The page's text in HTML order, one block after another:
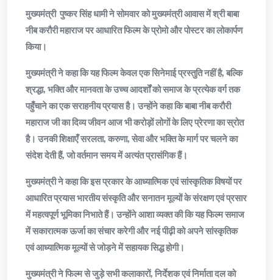
मुख्यमंत्री पुष्कर सिंह धामी ने सोमवार को मुख्यमंत्री आवास में श्री बाबा
नीब करौरी महाराज पर आधारित फिल्म के प्रोमो और पोस्टर का लोकार्पण
किया।
मुख्यमंत्री ने कहा कि यह फिल्म केवल एक सिनेमाई प्रस्तुति नहीं है, बल्कि
श्रद्धा, भक्ति और मानवता के उच्च आदर्शों को समाज के प्रत्येक वर्ग तक
पहुँचाने का एक सराहनीय प्रयास है। उन्होंने कहा कि बाबा नीब करौरी
महाराज जी का दिव्य जीवन आज भी करोड़ों लोगों के लिए प्रेरणा का स्रोत
है। उनकी शिक्षाएँ सरलता, करुणा, सेवा और भक्ति के मार्ग पर चलने का
संदेश देती हैं, जो वर्तमान समय में अत्यंत प्रासंगिक हैं।
मुख्यमंत्री ने कहा कि इस प्रकार के आध्यात्मिक एवं सांस्कृतिक विषयों पर
आधारित प्रयास भारतीय संस्कृति और सनातन मूल्यों के संरक्षण एवं प्रसार
में महत्वपूर्ण भूमिका निभाते हैं। उन्होंने आशा व्यक्त की कि यह फिल्म समाज
में सकारात्मक ऊर्जा का संचार करेगी और नई पीढ़ी को अपने सांस्कृतिक
एवं आध्यात्मिक मूल्यों से जोड़ने में सहायक सिद्ध होगी।
मुख्यमंत्री ने फिल्म से जुड़े सभी कलाकारों, निर्देशक एवं निर्माता दल को